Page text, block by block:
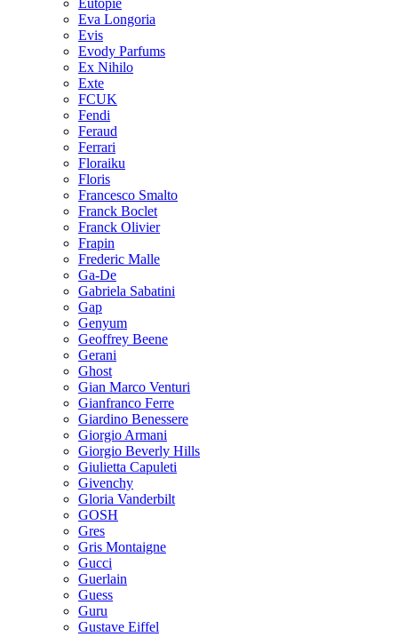
Eutopie
Eva Longoria
Evis
Evody Parfums
Ex Nihilo
Exte
FCUK
Fendi
Feraud
Ferrari
Floraiku
Floris
Francesco Smalto
Franck Boclet
Franck Olivier
Frapin
Frederic Malle
Ga-De
Gabriela Sabatini
Gap
Genyum
Geoffrey Beene
Gerani
Ghost
Gian Marco Venturi
Gianfranco Ferre
Giardino Benessere
Giorgio Armani
Giorgio Beverly Hills
Giulietta Capuleti
Givenchy
Gloria Vanderbilt
GOSH
Gres
Gris Montaigne
Gucci
Guerlain
Guess
Guru
Gustave Eiffel